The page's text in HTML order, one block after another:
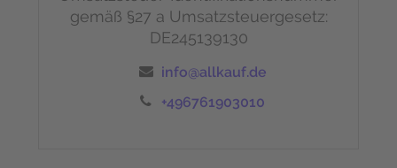
gemäß §27 a Umsatzsteuergesetz:
DE245139130
info@allkauf.de
+496761903010